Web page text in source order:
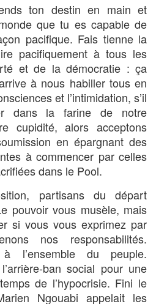
ton destin en main et
que tu es capable de
pacifique. Fais tienne la
pacifiquement à tous les
et de la démocratie : ça
à nous habiller tous en
et l’intimidation, s’il
dans la farine de notre
cupidité, alors acceptons
en épargnant des
à commencer par celles
dans le Pool.
partisans du départ
pouvoir vous musèle, mais
si vous vous exprimez par
nos responsabilités.
à l’ensemble du peuple.
ban social pour une
de l’hypocrisie. Fini le
Ngouabi appelait les